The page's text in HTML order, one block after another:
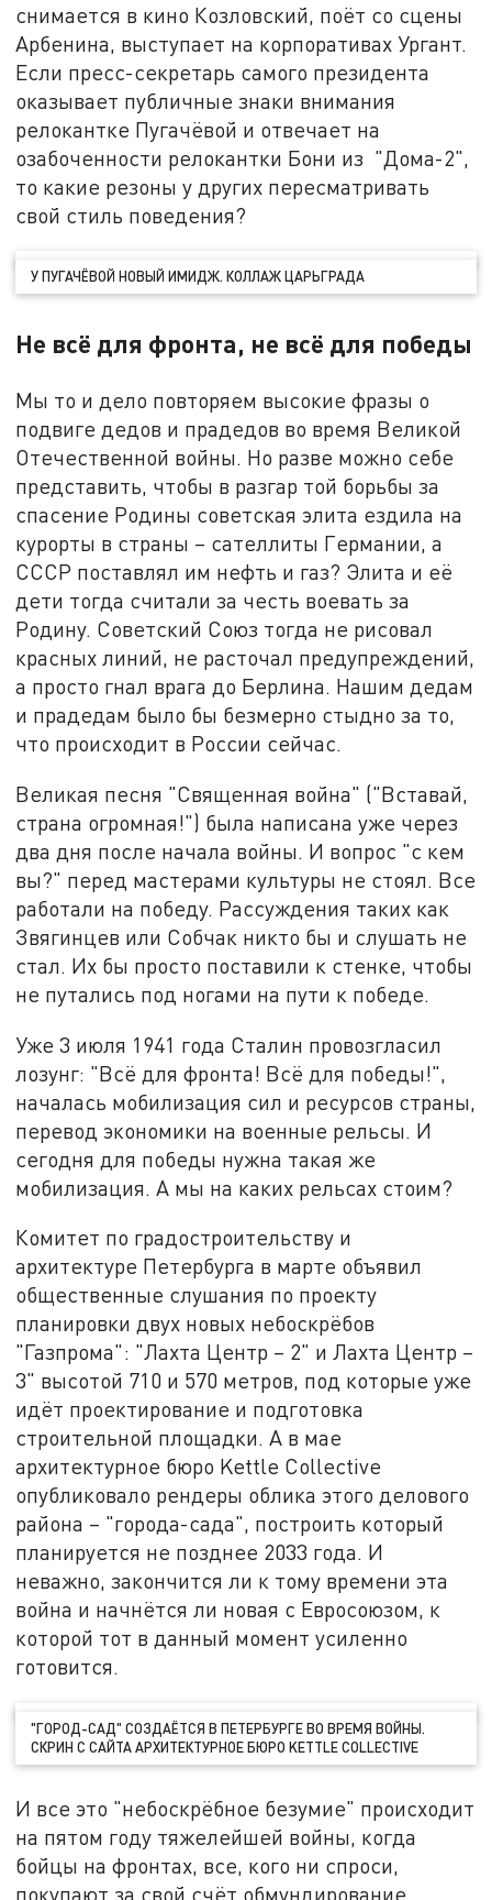
снимается в кино Козловский, поёт со сцены
Арбенина, выступает на корпоративах Ургант.
Если пресс-секретарь самого президента
оказывает публичные знаки внимания
релокантке Пугачёвой и отвечает на
озабоченности релокантки Бони из "Дома-2",
то какие резоны у других пересматривать
свой стиль поведения?
У ПУГАЧЁВОЙ НОВЫЙ ИМИДЖ. КОЛЛАЖ ЦАРЬГРАДА
Не всё для фронта, не всё для победы
Мы то и дело повторяем высокие фразы о
подвиге дедов и прадедов во время Великой
Отечественной войны. Но разве можно себе
представить, чтобы в разгар той борьбы за
спасение Родины советская элита ездила на
курорты в страны – сателлиты Германии, а
СССР поставлял им нефть и газ? Элита и её
дети тогда считали за честь воевать за
Родину. Советский Союз тогда не рисовал
красных линий, не расточал предупреждений,
а просто гнал врага до Берлина. Нашим дедам
и прадедам было бы безмерно стыдно за то,
что происходит в России сейчас.
Великая песня "Священная война" ("Вставай,
страна огромная!") была написана уже через
два дня после начала войны. И вопрос "с кем
вы?" перед мастерами культуры не стоял. Все
работали на победу. Рассуждения таких как
Звягинцев или Собчак никто бы и слушать не
стал. Их бы просто поставили к стенке, чтобы
не путались под ногами на пути к победе.
Уже 3 июля 1941 года Сталин провозгласил
лозунг: "Всё для фронта! Всё для победы!",
началась мобилизация сил и ресурсов страны,
перевод экономики на военные рельсы. И
сегодня для победы нужна такая же
мобилизация. А мы на каких рельсах стоим?
Комитет по градостроительству и
архитектуре Петербурга в марте объявил
общественные слушания по проекту
планировки двух новых небоскрёбов
"Газпрома": "Лахта Центр – 2" и Лахта Центр –
3" высотой 710 и 570 метров, под которые уже
идёт проектирование и подготовка
строительной площадки. А в мае
архитектурное бюро Kettle Collective
опубликовало рендеры облика этого делового
района – "города-сада", построить который
планируется не позднее 2033 года. И
неважно, закончится ли к тому времени эта
война и начнётся ли новая с Евросоюзом, к
которой тот в данный момент усиленно
готовится.
"ГОРОД-САД" СОЗДАЁТСЯ В ПЕТЕРБУРГЕ ВО ВРЕМЯ ВОЙНЫ.
СКРИН С САЙТА АРХИТЕКТУРНОЕ БЮРО KETTLE COLLECTIVE
И все это "небоскрёбное безумие" происходит
на пятом году тяжелейшей войны, когда
бойцы на фронтах, все, кого ни спроси,
покупают за свой счёт обмундирование,